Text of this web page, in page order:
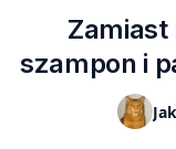
Zamiast
szampon i
Galaxy Z